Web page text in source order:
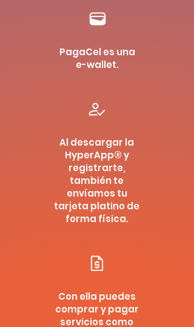
PagaCel es una
e-wallet.
Al descargar la
HyperApp® y
registrarte,
también te
envíamos tu
tarjeta platino de
forma física.
Con ella puedes
comprar y pagar
servicios como